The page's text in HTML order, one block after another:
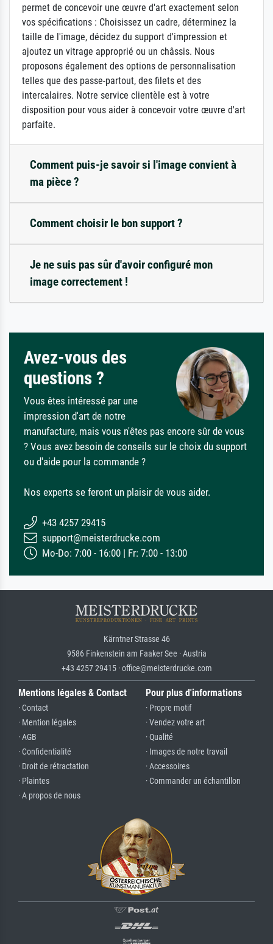
permet de concevoir une œuvre d'art exactement selon
vos spécifications : Choisissez un cadre, déterminez la
taille de l'image, décidez du support d'impression et
ajoutez un vitrage approprié ou un châssis. Nous
proposons également des options de personnalisation
telles que des passe-partout, des filets et des
intercalaires. Notre service clientèle est à votre
disposition pour vous aider à concevoir votre œuvre d'art
parfaite.
Comment puis-je savoir si l'image convient à
ma pièce ?
Comment choisir le bon support ?
Je ne suis pas sûr d'avoir configuré mon
image correctement !
Avez-vous des
questions ?
Vous êtes intéressé par une
impression d'art de notre
manufacture, mais vous n'êtes pas encore sûr de vous
? Vous avez besoin de conseils sur le choix du support
ou d'aide pour la commande ?
Nos experts se feront un plaisir de vous aider.
+43 4257 29415
support@meisterdrucke.com
Mo-Do: 7:00 - 16:00 | Fr: 7:00 - 13:00
Kärntner Strasse 46
9586 Finkenstein am Faaker See · Austria
+43 4257 29415 · office@meisterdrucke.com
Mentions légales & Contact
· Contact
· Mention légales
· AGB
· Confidentialité
· Droit de rétractation
· Plaintes
· A propos de nous
Pour plus d'informations
· Propre motif
· Vendez votre art
· Qualité
· Images de notre travail
· Accessoires
· Commander un échantillon